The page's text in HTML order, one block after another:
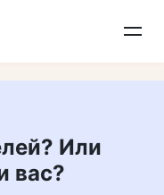
нас в MAX
Или
вас?